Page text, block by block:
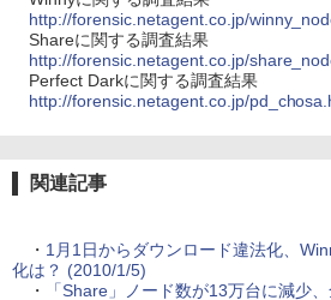
http://forensic.netagent.co.jp/
Shareに関する調査結果
http://forensic.netagent.co.jp/
Perfect Darkに関する調査結果
http://forensic.netagent.co.jp/
関連記事
・ 1月1日からダウンロード違法化、
化は？ (2010/1/5)
・
「Share」ノード数が13万台に減少